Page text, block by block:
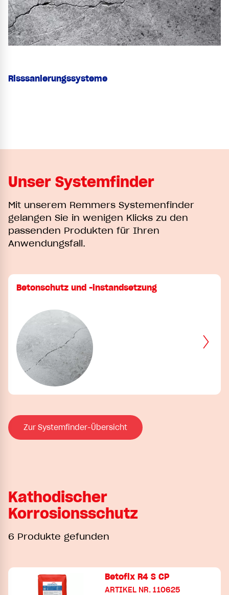
Risssanierungssysteme
Unser Systemfinder
Mit unserem Remmers Systemenfinder
gelangen Sie in wenigen Klicks zu den
passenden Produkten für Ihren
Anwendungsfall.
Betonschutz und -instandsetzung
Zur Systemfinder-Übersicht
Kathodischer
Korrosionsschutz
6 Produkte gefunden
Betofix R4 S CP
ARTIKEL NR. 110625